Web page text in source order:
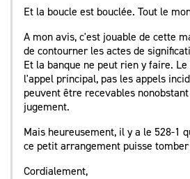
Et la boucle est bouclée. Tout le
A mon avis, c'est jouable de cette
de contourner les actes de
Et la banque ne peut rien y faire.
l'appel principal, pas les appels
peuvent être recevables
jugement.
Mais heureusement, il y a le 528-1
ce petit arrangement puisse
Cordialement,